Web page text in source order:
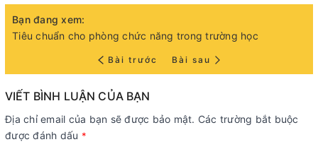
Bạn đang xem:
Tiêu chuẩn cho phòng chức năng trong trường học
Bài trước Bài sau
VIẾT BÌNH LUẬN CỦA BẠN
Địa chỉ email của bạn sẽ được bảo mật. Các trường bắt buộc
được đánh dấu *